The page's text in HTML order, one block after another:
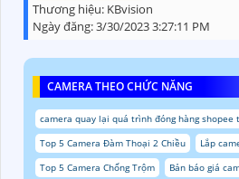
Thương hiệu: KBvision
Ngày đăng:3/30/2023 3:27:11 PM
CAMERA THEO CHỨC NĂNG
camera quay lại quá trình đóng hàng shopee
Top 5 Camera Đàm Thoại 2 Chiều
Lắp
Top 5 Camera Chống Trộm
Bản báo giá